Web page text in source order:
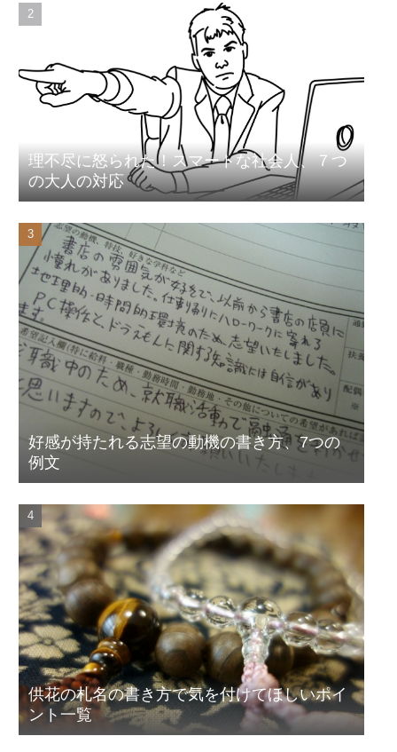
理不尽に怒られた！スマートな社会人、７つ
の大人の対応
好感が持たれる志望の動機の書き方、7つの
例文
供花の札名の書き方で気を付けてほしいポイ
ント一覧